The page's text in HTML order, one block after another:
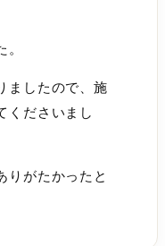
ましたので、施
くださいまし
りがたかったと